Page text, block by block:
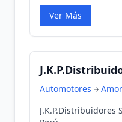
Ver Más
Automotores
J.K.P.Distribuidores